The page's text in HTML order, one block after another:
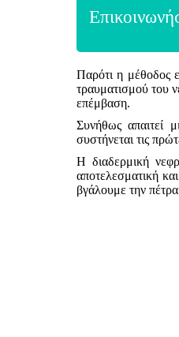
Παρότι η μέθοδος
τραυματισμού του
επέμβαση.
Συνήθως απαιτεί
συστήνεται τις
Η διαδερμική
αποτελεσματική
βγάλουμε την